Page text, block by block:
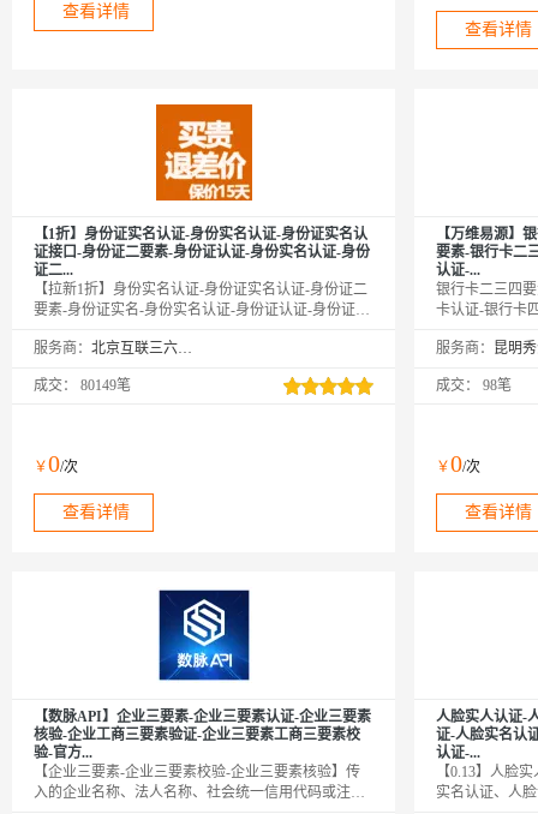
查看详情
查看详情
【1折】身份证实名认证-身份实名认证-身份证实名认
证接口-身份证二要素-身份证认证-身份实名认证-身份
证二...
【拉新1折】身份实名认证-身份证实名认证-身份证二
要素-身份证实名-身份实名认证-身份证认证-身份证认
验证-实名认证-身份实名认证-身份证实名认证接口-身
认证，输入姓名、身份证号，校验此两项是否匹配，
中国台湾。咨询客服，新用户享5折优惠！
服务商： 北京互联三六五科技有限公司
成交： 80149笔
￥0/次
查看详情
【万维易源】
要素-银行卡二
认证-...
银行卡二三四
卡认证-银行卡
名、身份证号
持多种银行卡
缓存，毫秒级
服务商：
成交： 98笔
￥0/次
查看详情
【数脉API】企业三要素-企业三要素认证-企业三要素
核验-企业工商三要素验证-企业三要素工商三要素校
验-官方...
【企业三要素-企业三要素校验-企业三要素核验】传
入的企业名称、法人名称、社会统一信用代码或注册
人脸实人认证-
证-人脸实名认
认证-...
【0.13】人脸
实名认证、人